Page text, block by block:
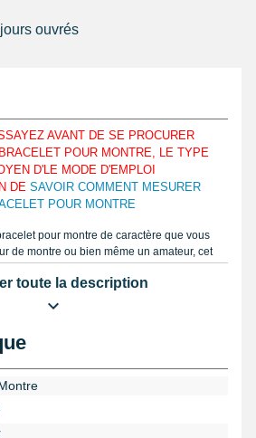
ouvrés
AVANT DE SE PROCURER
POUR MONTRE, LE TYPE
D'LE MODE D'EMPLOI
DE SAVOIR COMMENT MESURER
POUR MONTRE
pour montre de caractère que vous
de montre ou bien même un amateur, cet
18 mm, le bracelet 18 mm
au boîtier d'une montre dévoilant un
cet article de réparation horloger 18
Avec un
tutoriel sur My-Montre, trouvez
exacte du bracelet de montre que
à diverses mensurations, le bracelet 18
nombre de personne. Le bracelet
toute la description